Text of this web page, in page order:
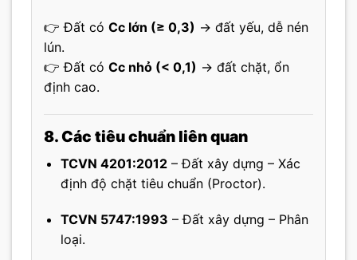
👉 Đất có Cc lớn (≥ 0,3) → đất yếu, dễ nén
lún.
👉 Đất có Cc nhỏ (< 0,1) → đất chặt, ổn
định cao.
8. Các tiêu chuẩn liên quan
TCVN 4201:2012– Đất xây dựng – Xác
định độ chặt tiêu chuẩn (Proctor).
TCVN 5747:1993 – Đất xây dựng – Phân
loại.